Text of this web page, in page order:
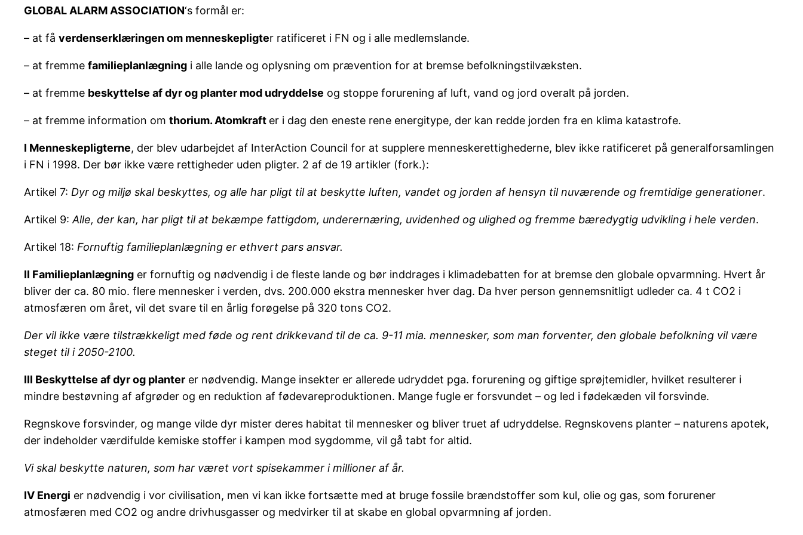
GLOBAL ALARM ASSOCIATION‘s formål er:
– at få verdenserklæringen om menneskepligter ratificeret i FN og i alle medlemslande.
– at fremme familieplanlægning i alle lande og oplysning om prævention for at bremse befolkningstilvæksten.
– at fremme beskyttelse af dyr og planter mod udryddelse og stoppe forurening af luft, vand og jord overalt på jorden.
– at fremme information om thorium. Atomkraft er i dag den eneste rene energitype, der kan redde jorden fra en klima katastrofe.
I Menneskepligterne, der blev udarbejdet af InterAction Council for at supplere menneskerettighederne, blev ikke ratificeret på generalforsamlingen
i FN i 1998. Der bør ikke være rettigheder uden pligter. 2 af de 19 artikler (fork.):
Artikel 7: Dyr og miljø skal beskyttes, og alle har pligt til at beskytte luften, vandet og jorden af hensyn til nuværende og fremtidige generationer.
Artikel 9: Alle, der kan, har pligt til at bekæmpe fattigdom, underernæring, uvidenhed og ulighed og fremme bæredygtig udvikling i hele verden.
Artikel 18: Fornuftig familieplanlægning er ethvert pars ansvar.
II Familieplanlægning er fornuftig og nødvendig i de fleste lande og bør inddrages i klimadebatten for at bremse den globale opvarmning. Hvert år
bliver der ca. 80 mio. flere mennesker i verden, dvs. 200.000 ekstra mennesker hver dag. Da hver person gennemsnitligt udleder ca. 4 t CO2 i
atmosfæren om året, vil det svare til en årlig forøgelse på 320 tons CO2.
Der vil ikke være tilstrækkeligt med føde og rent drikkevand til de ca. 9-11 mia. mennesker, som man forventer, den globale befolkning vil være
steget til i 2050-2100.
III Beskyttelse af dyr og planter er nødvendig. Mange insekter er allerede udryddet pga. forurening og giftige sprøjtemidler, hvilket resulterer i
mindre bestøvning af afgrøder og en reduktion af fødevareproduktionen. Mange fugle er forsvundet – og led i fødekæden vil forsvinde.
Regnskove forsvinder, og mange vilde dyr mister deres habitat til mennesker og bliver truet af udryddelse. Regnskovens planter – naturens apotek,
der indeholder værdifulde kemiske stoffer i kampen mod sygdomme, vil gå tabt for altid.
Vi skal beskytte naturen, som har været vort spisekammer i millioner af år.
IV Energi er nødvendig i vor civilisation, men vi kan ikke fortsætte med at bruge fossile brændstoffer som kul, olie og gas, som forurener
atmosfæren med CO2 og andre drivhusgasser og medvirker til at skabe en global opvarmning af jorden.